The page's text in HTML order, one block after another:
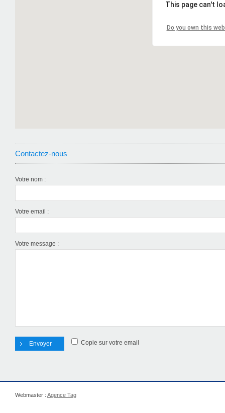
This page can't
Do you own this
Contactez-nous
Votre nom :
Votre email :
Votre message :
Copie sur votre email
Webmaster : Agence Tag